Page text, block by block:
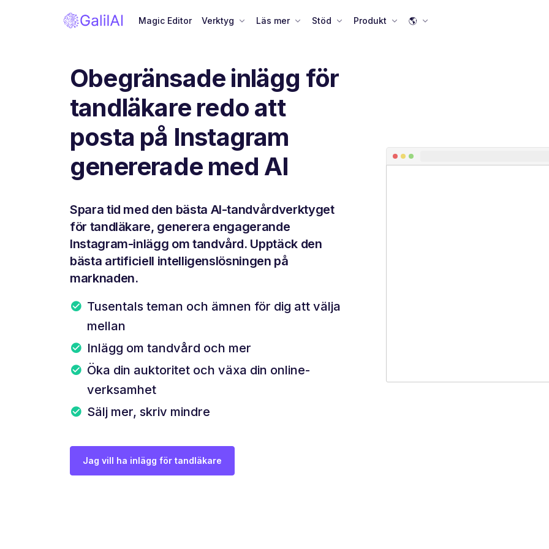
Magic Editor Verktyg Läs mer Stöd Produkt 🌎
Obegränsade inlägg för
tandläkare redo att
posta på Instagram
genererade med AI
Spara tid med den bästa AI-tandvårdverktyget
för tandläkare, generera engagerande
Instagram-inlägg om tandvård. Upptäck den
bästa artificiell intelligenslösningen på
marknaden.
Tusentals teman och ämnen för dig att välja
mellan
Inlägg om tandvård och mer
Öka din auktoritet och växa din online-
verksamhet
Sälj mer, skriv mindre
Jag vill ha inlägg för tandläkare